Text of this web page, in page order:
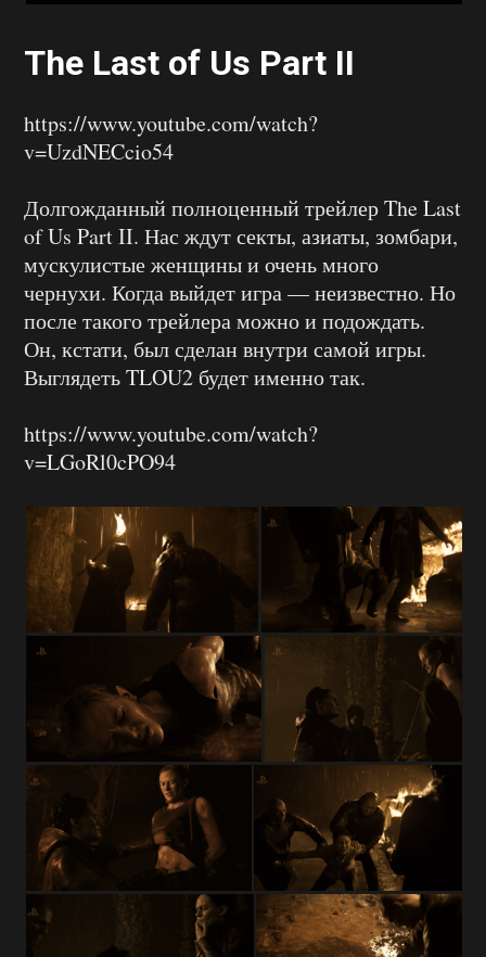
The Last of Us Part II
https://www.youtube.com/watch?
v=UzdNECcio54
Долгожданный полноценный трейлер The Last
of Us Part II. Нас ждут секты, азиаты, зомбари,
мускулистые женщины и очень много
чернухи. Когда выйдет игра — неизвестно. Но
после такого трейлера можно и подождать.
Он, кстати, был сделан внутри самой игры.
Выглядеть TLOU2 будет именно так.
https://www.youtube.com/watch?
v=LGoRl0cPO94